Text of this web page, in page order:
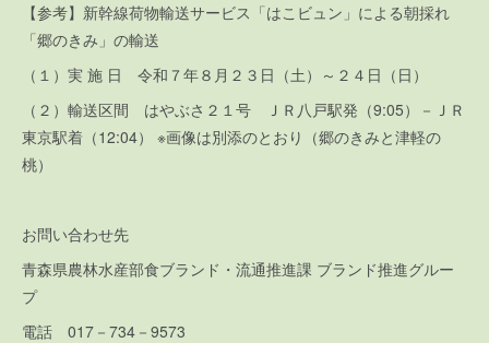
【参考】新幹線荷物輸送サービス「はこビュン」による朝採れ
「郷のきみ」の輸送
（１）実 施 日 令和７年８月２３日（土）～２４日（日）
（２）輸送区間 はやぶさ２１号 ＪＲ八戸駅発（9:05）－ＪＲ
東京駅着（12:04） ※画像は別添のとおり（郷のきみと津軽の
桃）
お問い合わせ先
青森県農林水産部食ブランド・流通推進課 ブランド推進グルー
プ
電話 017－734－9573